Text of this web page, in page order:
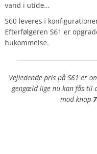
vand i utide…
S60 leveres i
Efterfølgeren S61 er
hukommelse.
Vejledende pris på S61 er
gengæld lige nu kan fås til
mod knap